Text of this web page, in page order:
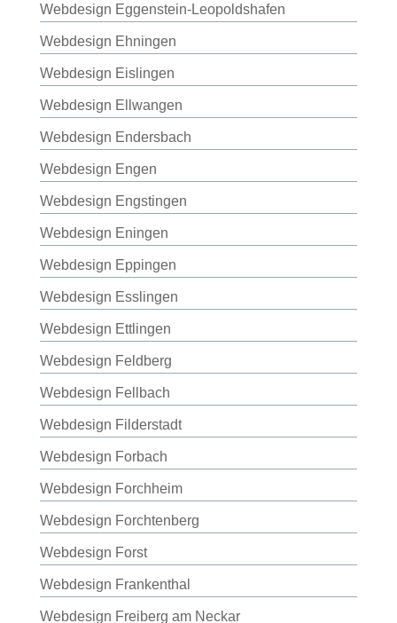
Webdesign Eggenstein-Leopoldshafen
Webdesign Ehningen
Webdesign Eislingen
Webdesign Ellwangen
Webdesign Endersbach
Webdesign Engen
Webdesign Engstingen
Webdesign Eningen
Webdesign Eppingen
Webdesign Esslingen
Webdesign Ettlingen
Webdesign Feldberg
Webdesign Fellbach
Webdesign Filderstadt
Webdesign Forbach
Webdesign Forchheim
Webdesign Forchtenberg
Webdesign Forst
Webdesign Frankenthal
Webdesign Freiberg am Neckar